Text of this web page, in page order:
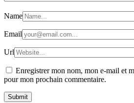
Name
Email
Url
Enregistrer mon nom, mon e-mail et
pour mon prochain commentaire.